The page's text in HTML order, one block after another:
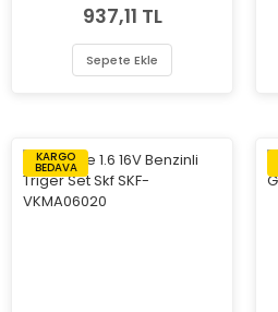
937,11 TL
Sepete Ekle
KARGO
BEDAVA